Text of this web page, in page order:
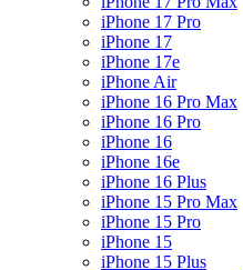
iPhone 17 Pro
iPhone 17
iPhone 17e
iPhone Air
iPhone 16 Pro Max
iPhone 16 Pro
iPhone 16
iPhone 16e
iPhone 16 Plus
iPhone 15 Pro Max
iPhone 15 Pro
iPhone 15
iPhone 15 Plus